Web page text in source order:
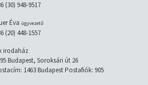
(30) 948-9517
Éva ügyvezető
(20) 448-1557
irodaház
Budapest, Soroksári út 26
1463 Budapest Postafiók: 905